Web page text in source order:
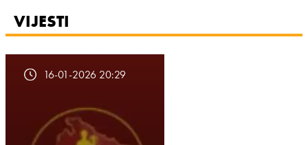
VIJESTI
16-01-2026 20:29